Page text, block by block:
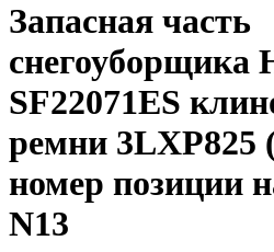
Запасная часть
снегоуборщика
SF22071ES
ремни 3LXP825
номер позиции
N13